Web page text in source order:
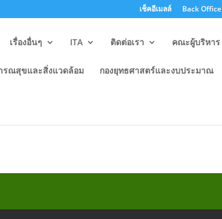
เช็คอีเมลล์ Back Office
เรื่องอื่นๆ ITA ติดต่อเรา คณะผู้บริหาร
รณสุขและสิ่งแวดล้อม กองยุทธศาสตร์และงบประมาณ